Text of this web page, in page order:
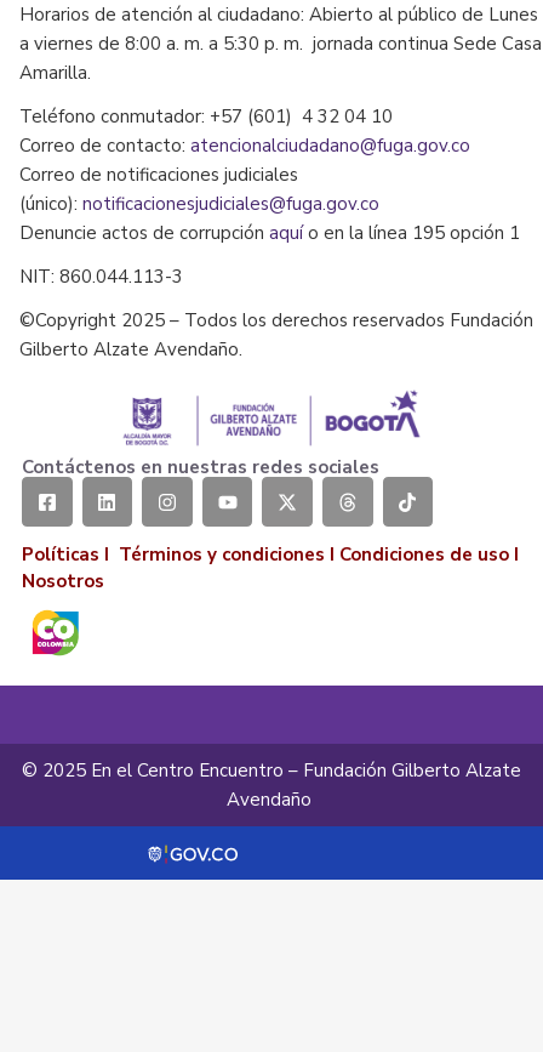
Horarios de atención al ciudadano: Abierto al público de Lunes
a viernes de 8:00 a. m. a 5:30 p. m. jornada continua Sede Casa
Amarilla.
Teléfono conmutador: +57 (601) 4 32 04 10
Correo de contacto: atencionalciudadano@fuga.gov.co
Correo de notificaciones judiciales
(único): notificacionesjudiciales@fuga.gov.co
Denuncie actos de corrupción aquío en la línea 195 opción 1
NIT: 860.044.113-3
©Copyright 2025 – Todos los derechos reservados Fundación
Gilberto Alzate Avendaño.
Contáctenos en nuestras redes sociales
Políticas I Términos y condiciones I Condiciones de uso I
Nosotros
© 2025 En el Centro Encuentro – Fundación Gilberto Alzate
Avendaño